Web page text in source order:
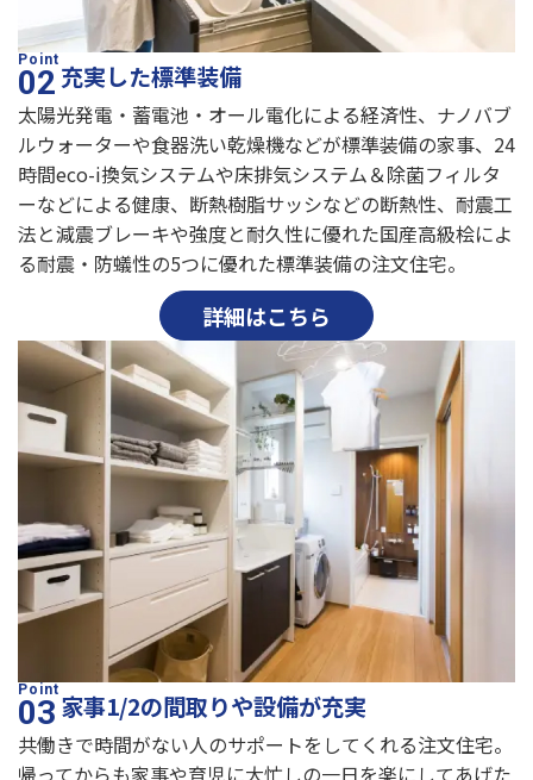
充実した標準装備
太陽光発電・蓄電池・オール電化による経済性、ナノバブ
ルウォーターや食器洗い乾燥機などが標準装備の家事、24
時間eco-i換気システムや床排気システム＆除菌フィルタ
ーなどによる健康、断熱樹脂サッシなどの断熱性、耐震工
法と減震ブレーキや強度と耐久性に優れた国産高級桧によ
る耐震・防蟻性の5つに優れた標準装備の注文住宅。
詳細はこちら
家事1/2の間取りや設備が充実
共働きで時間がない人のサポートをしてくれる注文住宅。
帰ってからも家事や育児に大忙しの一日を楽にしてあげた